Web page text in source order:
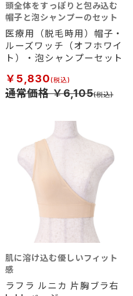
医療用（脱毛時用）帽子・
ルーズワッチ（オフホワイ
ト）・泡シャンプーセット
頭全体をすっぽりと包み込む
帽子と泡シャンプーのセット
￥5,830
通常価格 ￥6,105
ラフラ ルニカ 片胸ブラ右
肌に溶け込む優しいフィット
感